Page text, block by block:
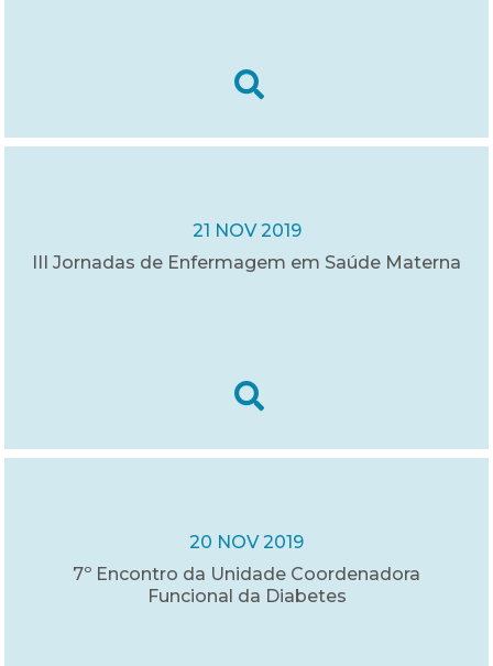
21 NOV 2019
III Jornadas de Enfermagem em Saúde Materna
20 NOV 2019
7º Encontro da Unidade Coordenadora
Funcional da Diabetes